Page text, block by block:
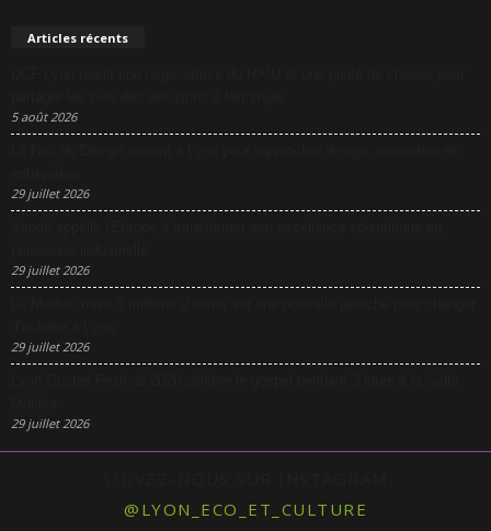
Articles récents
5 août 2026
29 juillet 2026
29 juillet 2026
29 juillet 2026
29 juillet 2026
@LYON_ECO_ET_CULTURE